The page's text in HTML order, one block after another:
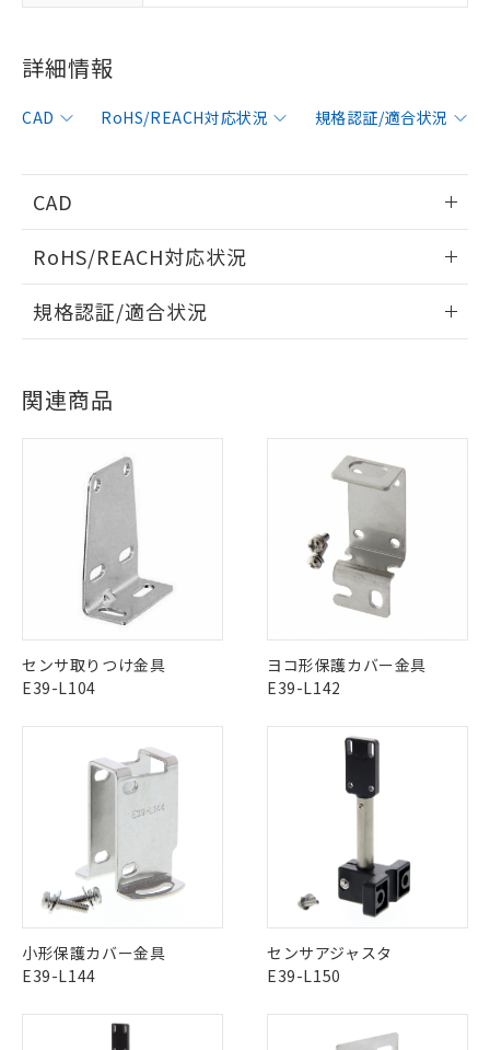
詳細情報
CAD RoHS/REACH対応状況 規格認証/適合状況
CAD
ログイン/会員登録いただくと、CADデータをダウンロー
ドすることができます。
ダウンロードデータをご利用いただく前に、以下を必ずお読
みください。
ソフトウェアの使用条件
RoHS/REACH対応状況
EU RoHS 注意事項・凡例
対応状況 ※1
対応済み
中国 RoHS 注意事項・凡例
中国 RoHS表※1 ※2
"対応済み"や非含有の記載がされた商品であっても、流通
在庫等で未対応品が混在する可能性があります。
非含有品が必要な際は、弊社営業部門もしくは販売店へお
問い合わせください。
この製品のRoHS/REACH対応状況ページへ
規格認証/適合状況
No
LR型式承認
（イギリス
船舶規格）
BV型式承認
（フランス
船舶規格）
No
その他の認証はこちらのページからご検索ください
関連商品
センサ取りつけ金具
E39-L104
ヨコ形保護カバー金具
E39-L142
小形保護カバー金具
E39-L144
センサアジャスタ
E39-L150
ご利用条件
以下の条件をお読みいただき、同意のうえ
ご利用ください。
本サービスは、当社制御機器事業取扱
※1 対応状況
対応済み：EU RoHS指令（10物質）の
す。
対応予定：EU RoHS指令（10物質）の非含
有に対応した製品に切り替える予定のある
商品です。
対応予定なし：EU RoHS指令（10物質）の
非含有に非対応の商品で、対応品を出す予
調査・確認中：EU RoHS指令（10物質）の
非含有の対応状況を調査中または確認中の
※1 中国RoHS○×表